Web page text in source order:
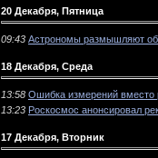
20 Декабря, Пятница
09:43 Астрономы размышляют об
18 Декабря, Среда
13:58 Ошибка измерений вместо
13:23 Роскосмос анонсировал
17 Декабря, Вторник